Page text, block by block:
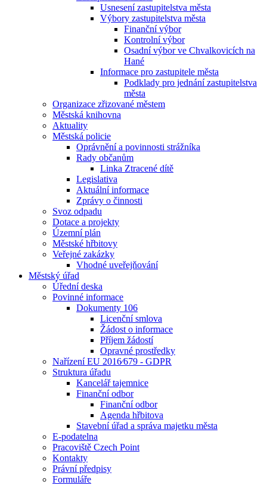
Usnesení zastupitelstva města
Výbory zastupitelstva města
Finanční výbor
Kontrolní výbor
Osadní výbor ve Chvalkovicích na
Hané
Informace pro zastupitele města
Podklady pro jednání zastupitelstva
města
Organizace zřizované městem
Městská knihovna
Aktuality
Městská policie
Oprávnění a povinnosti strážníka
Rady občanům
Linka Ztracené dítě
Legislativa
Aktuální informace
Zprávy o činnosti
Svoz odpadu
Dotace a projekty
Územní plán
Městské hřbitovy
Veřejné zakázky
Vhodné uveřejňování
Městský úřad
Úřední deska
Povinné informace
Dokumenty 106
Licenční smlova
Žádost o informace
Příjem žádostí
Opravné prostředky
Nařízení EU 2016⁄679 - GDPR
Struktura úřadu
Kancelář tajemnice
Finanční odbor
Finanční odbor
Agenda hřbitova
Stavební úřad a správa majetku města
E-podatelna
Pracoviště Czech Point
Kontakty
Právní předpisy
Formuláře